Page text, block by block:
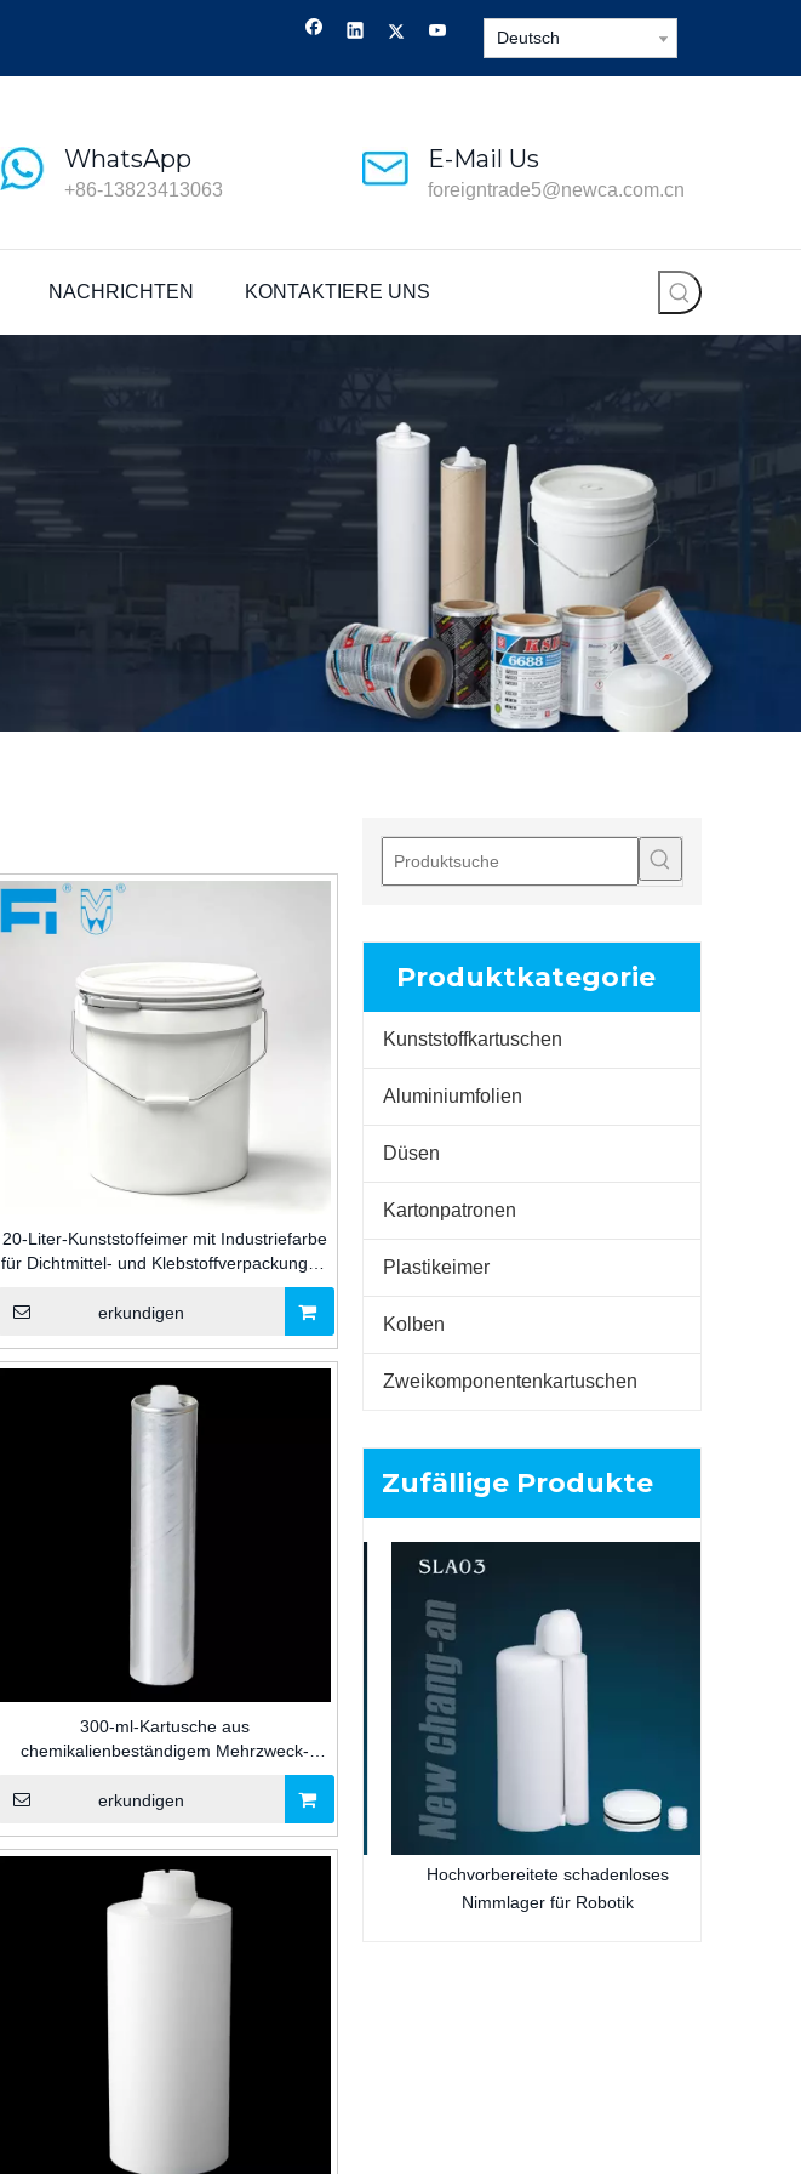
Deutsch
WhatsApp
+86-13823413063
E-Mail Us
foreigntrade5@newca.com.cn
NACHRICHTEN KONTAKTIERE UNS
20-Liter-Kunststoffeimer mit Industriefarbe
für Dichtmittel- und Klebstoffverpackungen
erkundigen
300-ml-Kartusche aus
chemikalienbeständigem Mehrzweck-
Glasklebstoff und Dichtungspapier für
Silikon-/MS-/PU-Dichtungsverpackungen
erkundigen
Produktkategorie
Kunststoffkartuschen
Aluminiumfolien
Düsen
Kartonpatronen
Plastikeimer
Kolben
Zweikomponentenkartuschen
Zufällige Produkte
Kunststoff-Kartuschenkolben D7
Hochvorbereitete schadenloses
Nimmlager für Robotik